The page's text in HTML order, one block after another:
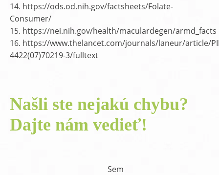
14. https://ods.od.nih.gov/factsheets/Folate-
Consumer/
15. https://nei.nih.gov/health/maculardegen/armd_facts
16. https://www.thelancet.com/journals/laneur/article/
4422(07)70219-3/fulltext
Našli ste nejakú chybu?
Dajte nám vedieť!
Sem